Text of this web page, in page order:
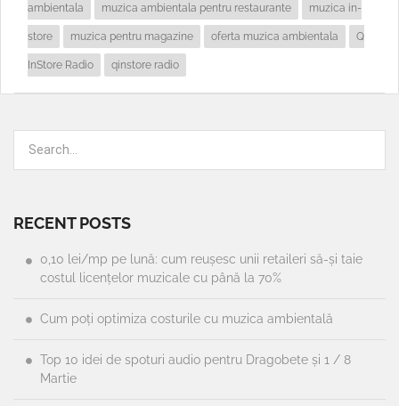
ambientala muzica ambientala pentru restaurante muzica in-
store muzica pentru magazine oferta muzica ambientala Q
InStore Radio qinstore radio
RECENT POSTS
0,10 lei/mp pe lună: cum reușesc unii retaileri să-și taie
costul licențelor muzicale cu până la 70%
Cum poți optimiza costurile cu muzica ambientală
Top 10 idei de spoturi audio pentru Dragobete și 1 / 8
Martie